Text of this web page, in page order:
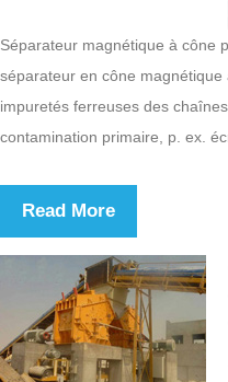
Séparateur magnétique à cône
séparateur en cône
impuretés ferreuses des
contamination primaire, p. ex.
Read More